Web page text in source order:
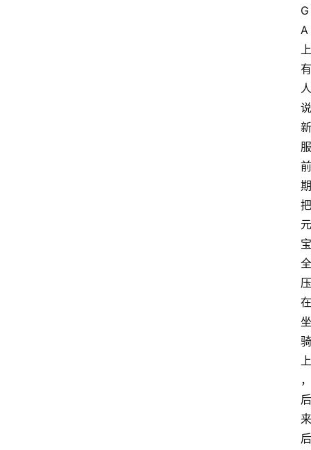
G
A
上
有
人
说
新
服
前
期
把
元
宝
全
压
在
坐
骑
上
，
后
来
后